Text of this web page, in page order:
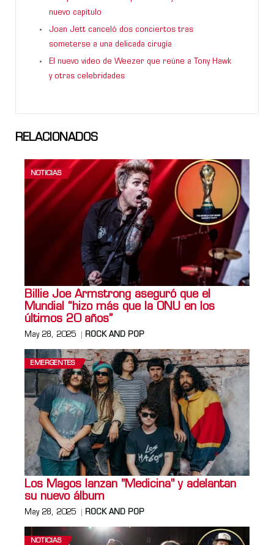
nuevo capítulo
Joan Jett canceló dos conciertos tras
someterse a una delicada cirugía
El nuevo video de Weezer que reúne a Tony Hawk
y otras celebridades
RELACIONADOS
NOTICIAS
Billie Joe Armstrong aseguró que el
Mundial “hizo más que la ONU en los
últimos 20 años”
May 28, 2025 ROCK AND POP
EMERGENTES
Los Magos lanzan "Medicina" y adelantan
su nuevo álbum
May 28, 2025 ROCK AND POP
NOTICIAS